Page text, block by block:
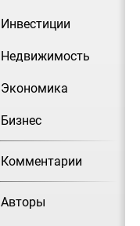
Инвестиции
Недвижимость
Экономика
Бизнес
Комментарии
Авторы